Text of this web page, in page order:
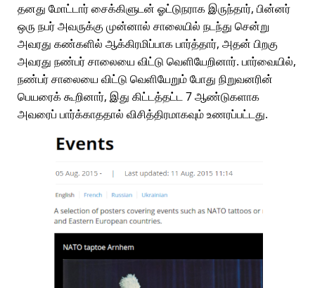
தனது மோட்டார் சைக்கிளுடன் ஓட்டுநராக இருந்தார், பின்னர்
ஒரு நபர் அவருக்கு முன்னால் சாலையில் நடந்து சென்று
அவரது கண்களில் ஆக்கிரமிப்பாக பார்த்தார், அதன் பிறகு
அவரது நண்பர் சாலையை விட்டு வெளியேறினார். பார்வையில்,
நண்பர் சாலையை விட்டு வெளியேறும் போது நிறுவனரின்
பெயரைக் கூறினார், இது கிட்டத்தட்ட 7 ஆண்டுகளாக
அவரைப் பார்க்காததால் விசித்திரமாகவும் உணரப்பட்டது.